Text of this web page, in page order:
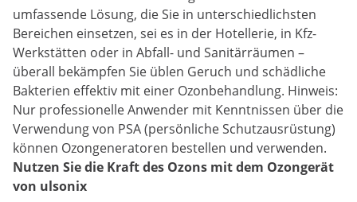
umfassende Lösung, die Sie in unterschiedlichsten
Bereichen einsetzen, sei es in der Hotellerie, in Kfz-
Werkstätten oder in Abfall- und Sanitärräumen –
überall bekämpfen Sie üblen Geruch und schädliche
Bakterien effektiv mit einer Ozonbehandlung. Hinweis:
Nur professionelle Anwender mit Kenntnissen über die
Verwendung von PSA (persönliche Schutzausrüstung)
können Ozongeneratoren bestellen und verwenden.
Nutzen Sie die Kraft des Ozons mit dem Ozongerät
von ulsonix